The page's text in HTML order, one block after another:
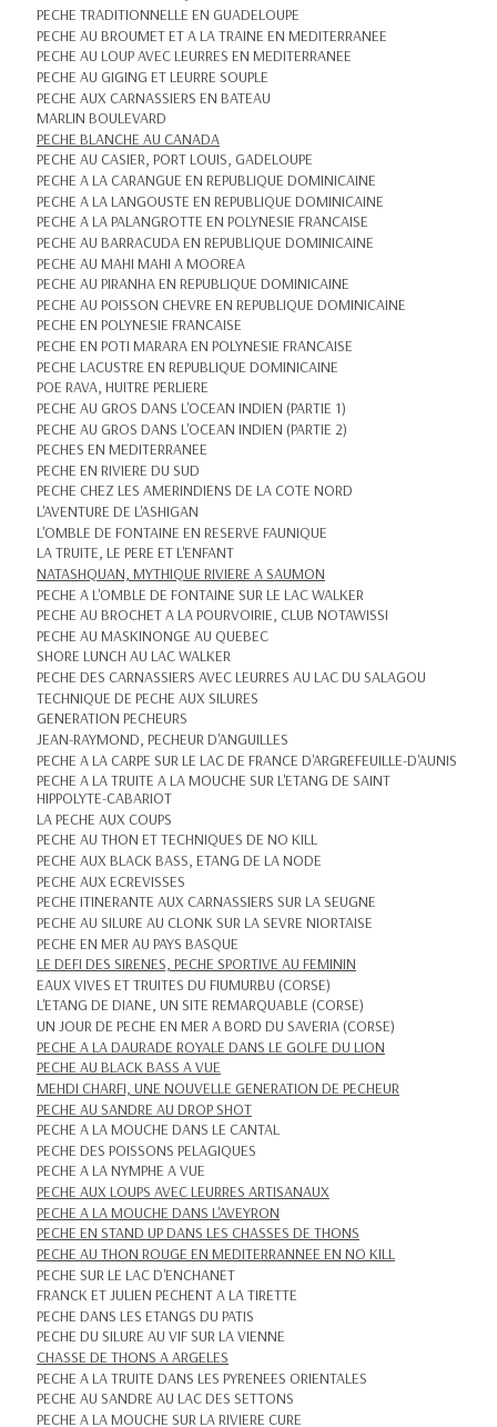
PECHE TRADITIONNELLE EN GUADELOUPE
PECHE AU BROUMET ET A LA TRAINE EN MEDITERRANEE
PECHE AU LOUP AVEC LEURRES EN MEDITERRANEE
PECHE AU GIGING ET LEURRE SOUPLE
PECHE AUX CARNASSIERS EN BATEAU
MARLIN BOULEVARD
PECHE BLANCHE AU CANADA
PECHE AU CASIER, PORT LOUIS, GADELOUPE
PECHE A LA CARANGUE EN REPUBLIQUE DOMINICAINE
PECHE A LA LANGOUSTE EN REPUBLIQUE DOMINICAINE
PECHE A LA PALANGROTTE EN POLYNESIE FRANCAISE
PECHE AU BARRACUDA EN REPUBLIQUE DOMINICAINE
PECHE AU MAHI MAHI A MOOREA
PECHE AU PIRANHA EN REPUBLIQUE DOMINICAINE
PECHE AU POISSON CHEVRE EN REPUBLIQUE DOMINICAINE
PECHE EN POLYNESIE FRANCAISE
PECHE EN POTI MARARA EN POLYNESIE FRANCAISE
PECHE LACUSTRE EN REPUBLIQUE DOMINICAINE
POE RAVA, HUITRE PERLIERE
PECHE AU GROS DANS L'OCEAN INDIEN (PARTIE 1)
PECHE AU GROS DANS L'OCEAN INDIEN (PARTIE 2)
PECHES EN MEDITERRANEE
PECHE EN RIVIERE DU SUD
PECHE CHEZ LES AMERINDIENS DE LA COTE NORD
L'AVENTURE DE L'ASHIGAN
L'OMBLE DE FONTAINE EN RESERVE FAUNIQUE
LA TRUITE, LE PERE ET L'ENFANT
NATASHQUAN, MYTHIQUE RIVIERE A SAUMON
PECHE A L'OMBLE DE FONTAINE SUR LE LAC WALKER
PECHE AU BROCHET A LA POURVOIRIE, CLUB NOTAWISSI
PECHE AU MASKINONGE AU QUEBEC
SHORE LUNCH AU LAC WALKER
PECHE DES CARNASSIERS AVEC LEURRES AU LAC DU SALAGOU
TECHNIQUE DE PECHE AUX SILURES
GENERATION PECHEURS
JEAN-RAYMOND, PECHEUR D'ANGUILLES
PECHE A LA CARPE SUR LE LAC DE FRANCE D'ARGREFEUILLE-D'AUNIS
PECHE A LA TRUITE A LA MOUCHE SUR L'ETANG DE SAINT
HIPPOLYTE-CABARIOT
LA PECHE AUX COUPS
PECHE AU THON ET TECHNIQUES DE NO KILL
PECHE AUX BLACK BASS, ETANG DE LA NODE
PECHE AUX ECREVISSES
PECHE ITINERANTE AUX CARNASSIERS SUR LA SEUGNE
PECHE AU SILURE AU CLONK SUR LA SEVRE NIORTAISE
PECHE EN MER AU PAYS BASQUE
LE DEFI DES SIRENES, PECHE SPORTIVE AU FEMININ
EAUX VIVES ET TRUITES DU FIUMURBU (CORSE)
L'ETANG DE DIANE, UN SITE REMARQUABLE (CORSE)
UN JOUR DE PECHE EN MER A BORD DU SAVERIA (CORSE)
PECHE A LA DAURADE ROYALE DANS LE GOLFE DU LION
PECHE AU BLACK BASS A VUE
MEHDI CHARFI, UNE NOUVELLE GENERATION DE PECHEUR
PECHE AU SANDRE AU DROP SHOT
PECHE A LA MOUCHE DANS LE CANTAL
PECHE DES POISSONS PELAGIQUES
PECHE A LA NYMPHE A VUE
PECHE AUX LOUPS AVEC LEURRES ARTISANAUX
PECHE A LA MOUCHE DANS L'AVEYRON
PECHE EN STAND UP DANS LES CHASSES DE THONS
PECHE AU THON ROUGE EN MEDITERRANNEE EN NO KILL
PECHE SUR LE LAC D'ENCHANET
FRANCK ET JULIEN PECHENT A LA TIRETTE
PECHE DANS LES ETANGS DU PATIS
PECHE DU SILURE AU VIF SUR LA VIENNE
CHASSE DE THONS A ARGELES
PECHE A LA TRUITE DANS LES PYRENEES ORIENTALES
PECHE AU SANDRE AU LAC DES SETTONS
PECHE A LA MOUCHE SUR LA RIVIERE CURE